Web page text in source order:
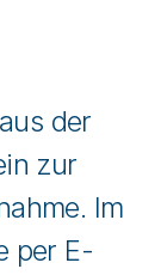
der
zur
Im
per E-